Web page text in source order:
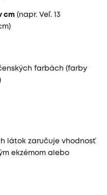
cm (napr. Veľ. 13
farbách (farby
látok zaručuje vhodnosť
ekzémom alebo